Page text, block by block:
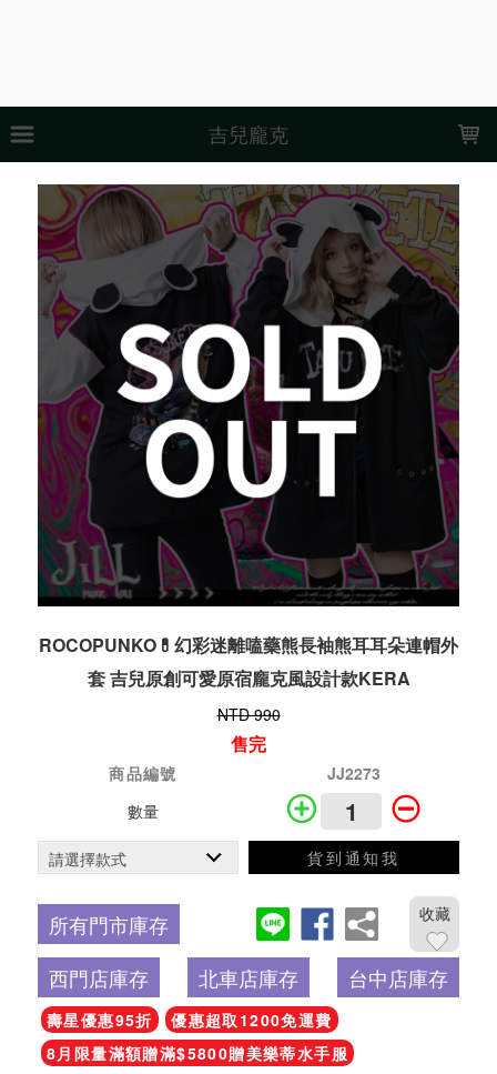
吉兒龐克
ROCOPUNKO💊幻彩迷離嗑藥熊長袖熊耳耳朵連帽外
套 吉兒原創可愛原宿龐克風設計款KERA
NTD 990
售完
商品編號
JJ2273
數量
貨到通知我
所有門市庫存 收藏
西門店庫存 北車店庫存 台中店庫存
壽星優惠95折
優惠超取1200免運費
8月限量滿額贈滿$5800贈美樂蒂水手服